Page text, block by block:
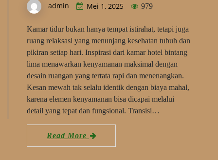
admin Mei 1, 2025 979
Kamar tidur bukan hanya tempat istirahat, tetapi juga
ruang relaksasi yang menunjang kesehatan tubuh dan
pikiran setiap hari. Inspirasi dari kamar hotel bintang
lima menawarkan kenyamanan maksimal dengan
desain ruangan yang tertata rapi dan menenangkan.
Kesan mewah tak selalu identik dengan biaya mahal,
karena elemen kenyamanan bisa dicapai melalui
detail yang tepat dan fungsional. Transisi…
Read More